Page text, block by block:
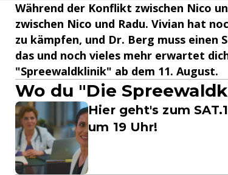
Während der Konflikt zwischen Nico
zwischen Nico und Radu. Vivian hat
zu kämpfen, und Dr. Berg muss einen
das und noch vieles mehr erwartet
"Spreewaldklinik" ab dem 11. August.
Wo du "Die
Hier geht's zum
um 19 Uhr!